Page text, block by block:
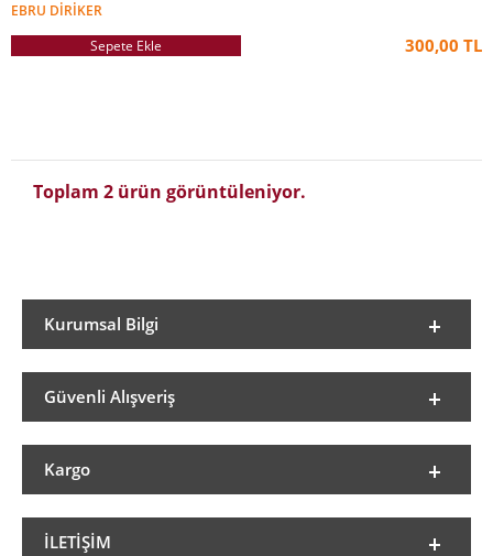
EBRU DIRIKER
Sepete Ekle
300,00 TL
Toplam 2 ürün görüntüleniyor.
Kurumsal Bilgi
Güvenli Alışveriş
Kargo
İLETIŞIM